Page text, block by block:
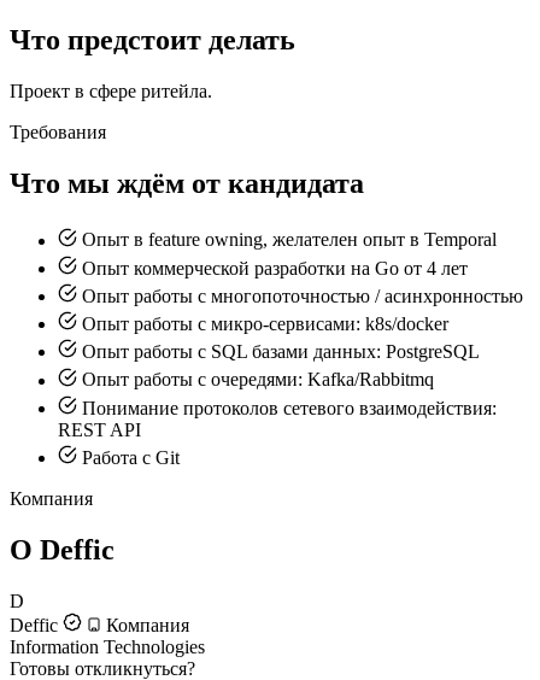
Что предстоит делать
Проект в сфере ритейла.
Требования
Что мы ждём от кандидата
Опыт в feature owning, желателен опыт в Temporal
Опыт коммерческой разработки на Go от 4 лет
Опыт работы с многопоточностью / асинхронностью
Опыт работы с микро-сервисами: k8s/docker
Опыт работы с SQL базами данных: PostgreSQL
Опыт работы с очередями: Kafka/Rabbitmq
Понимание протоколов сетевого взаимодействия:
REST API
Работа c Git
Компания
О Deffic
D
Deffic
Компания
Information Technologies
Готовы откликнуться?